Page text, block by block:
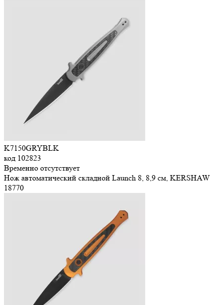
K7150GRYBLK
код 102823
Временно отсутствует
Нож автоматический складной Launch 8, 8,9 см, KERSHAW
18770